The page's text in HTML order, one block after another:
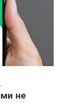
не